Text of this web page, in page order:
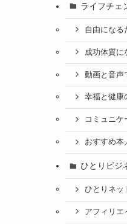
ライフチェ
自由になる
成功体質に
動画と音声
幸福と健康
コミュニケ
おすすめ本
ひとりビジ
ひとりネッ
アフィリエ